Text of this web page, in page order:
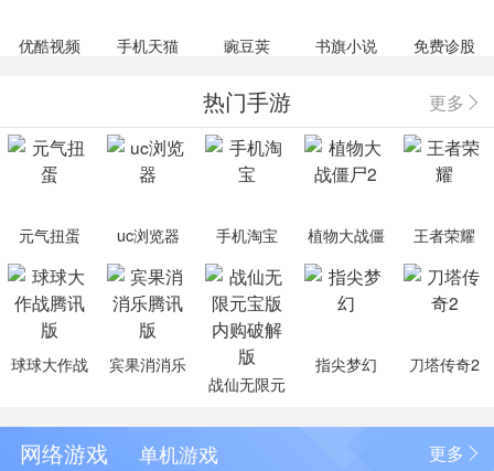
优酷视频 手机天猫 豌豆荚 书旗小说 免费诊股
热门手游 更多
元气扭蛋 uc浏览器 手机淘宝
植物大战僵
尸2
王者荣耀
球球大作战
宾果消消乐
战仙无限元
指尖梦幻 刀塔传奇2
网络游戏 更多
单机游戏